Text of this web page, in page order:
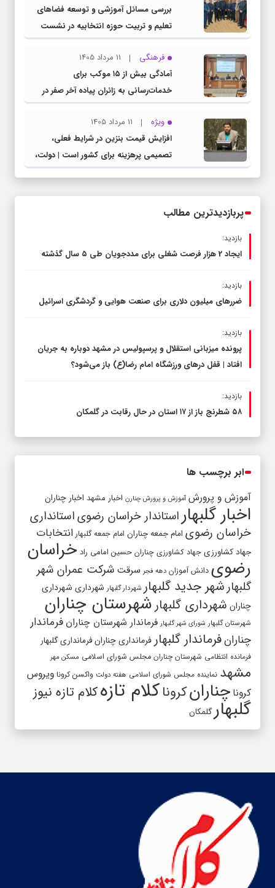
بررسی مسائل آموزشی و توسعه فضاهای
تعلیم و تربیت حوزه انتخابیه در نشست
مشترک عضو کمیسیون آموزش مجلس با
مدیرکل آموزش و پرورش خراسان رضوی
فرهنگی
11 مرداد 1405
آمادگی بیش از ۱۵ موکب برای
خدمات‌رسانی به زائران پیاده آخر صفر در
شهرستان چناران
ویژه
11 مرداد 1405
افزایش قیمت بنزین در شرایط فعلی،
تصمیمی پرهزینه برای کشور است | دولت،
قاچاق سوخت و عوامل اصلی ناترازی را
پربازدیدترین مطالب
بازدید:
ایجاد 2 هزار فرصت شغلی برای مددجویان طی ۵ سال گذشته
بازدید:
ضررهای میلیون دلاری برای صنعت هوایی و گردشگری اسرائیل
بازدید:
پرونده میزبانی استقلال و پرسپولیس در مشهد دوباره به جریان
افتاد | قفل در‌های ورزشگاه امام رضا(ع) باز می‌شود؟
بازدید:
۵۸ شطرنج‌ باز از ۱۷ استان در حال رقابت در گلمکان
ابر برچسب ها
آموزش و پرورش آموزش و پرورش چنارن اخبار مشهد اخبار چناران
اخبار گلبهار استاندار خراسان رضویاستانداری
خراسان رضوی امام جمعه چناران امام جمعه گلبهار انتخابات
جهاد کشاورزی جهاد کشاورزی چناران حسین امامی راد خراسان
رضوی دانش آموزان دهه فجر سرقت شرکت عمران شهر
گلبهارشهر جدید گلبهار شهردار گلبهار شهرداری شهرداری
چناران شهرداری گلبهار شهرستان چناران
شهرستان گلبهار شورای شهر گلبهار فرماندار شهرستان چناران فرماندار
چنارانفرماندار گلبهار فرمانداری چنارانفرمانداری گلبهار
فرمانده انتظامی شهرستان چناران مجلس شورای اسلامی مسکن مهر
مشهد نماینده مجلس شورای اسلامی هفته دولت واکسن کرونا ویروس
کرونا چنارانکروناکلام تازهکلام تازه نیوز
گلبهارگلمکان